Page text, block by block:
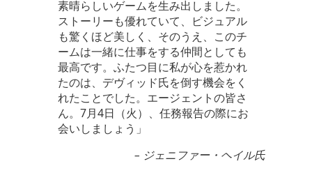
素晴らしいゲームを生み出しました。
ストーリーも優れていて、ビジュアル
も驚くほど美しく、そのうえ、このチ
ームは一緒に仕事をする仲間としても
最高です。ふたつ目に私が心を惹かれ
たのは、デヴィッド氏を倒す機会をく
れたことでした。エージェントの皆さ
ん。7月4日（火）、任務報告の際にお
会いしましょう」
– ジェニファー・ヘイル氏